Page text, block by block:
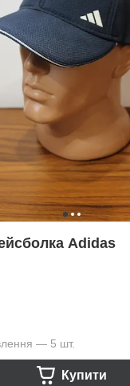
Adidas
— 5 шт.
Купити